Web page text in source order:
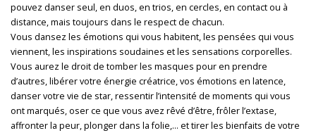
pouvez danser seul, en duos, en trios, en cercles, en contact ou à
distance, mais toujours dans le respect de chacun.
Vous dansez les émotions qui vous habitent, les pensées qui vous
viennent, les inspirations soudaines et les sensations corporelles.
Vous aurez le droit de tomber les masques pour en prendre
d’autres, libérer votre énergie créatrice, vos émotions en latence,
danser votre vie de star, ressentir l’intensité de moments qui vous
ont marqués, oser ce que vous avez rêvé d’être, frôler l’extase,
affronter la peur, plonger dans la folie,… et tirer les bienfaits de votre